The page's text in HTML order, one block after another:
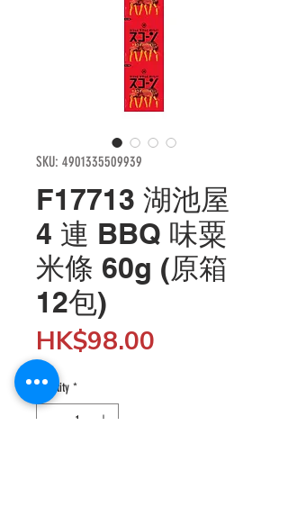
SKU: 4901335509939
F17713 湖池屋
4 連 BBQ 味粟
米條 60g (原箱
12包)
HK$98.00
Quantity *